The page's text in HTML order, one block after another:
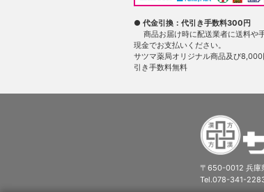
● 代金引換：代引き手数料300円
商品お届け時に配送業者に送料や
現金でお支払いください。
サツマ薬局オリジナル商品及び
引き手数料無料
〒650-0012 兵庫
Tel.078-341-